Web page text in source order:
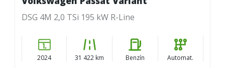
DSG 4M 2,0 TSi 195 kW R-Line
2024 31 422 km Benzín Automat.